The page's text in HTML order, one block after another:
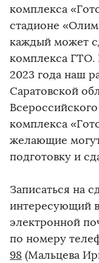
комплекса
стадионе
каждый может
комплекса ГТО.
2023 года наш
Саратовской
комплекса
желающие
подготовку и
Записаться на
интересующий
электронной
по номеру
98 (Мальцева